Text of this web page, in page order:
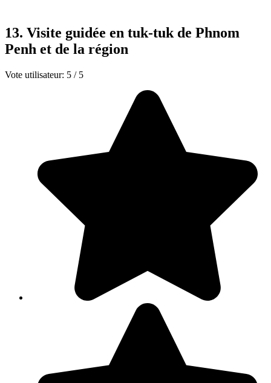
13. Visite guidée en tuk-tuk de Phnom
Penh et de la région
Vote utilisateur: 5 / 5